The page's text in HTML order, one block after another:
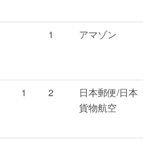
1 アマゾン
1 2
日本郵便/日本
貨物航空